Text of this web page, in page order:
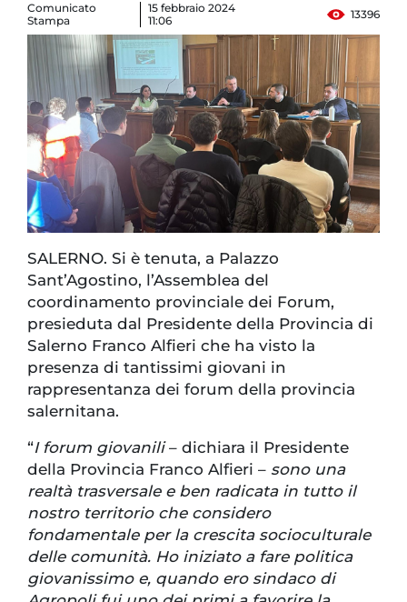
Comunicato
Stampa
15 febbraio 2024
11:06
13396
SALERNO. Si è tenuta, a Palazzo
Sant’Agostino, l’Assemblea del
coordinamento provinciale dei Forum,
presieduta dal Presidente della Provincia di
Salerno Franco Alfieri che ha visto la
presenza di tantissimi giovani in
rappresentanza dei forum della provincia
salernitana.
“I forum giovanili– dichiara il Presidente
della Provincia Franco Alfieri – sono una
realtà trasversale e ben radicata in tutto il
nostro territorio che considero
fondamentale per la crescita socioculturale
delle comunità. Ho iniziato a fare politica
giovanissimo e, quando ero sindaco di